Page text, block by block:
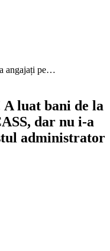
angajați pe…
luat bani de la
dar nu i-a
administrator